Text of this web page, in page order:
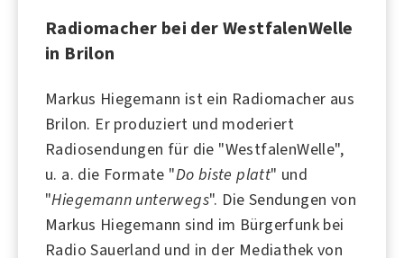
Radiomacher bei der WestfalenWelle
in Brilon
Markus Hiegemann ist ein Radiomacher aus
Brilon. Er produziert und moderiert
Radiosendungen für die "WestfalenWelle",
u. a. die Formate "Do biste platt" und
"Hiegemann unterwegs". Die Sendungen von
Markus Hiegemann sind im Bürgerfunk bei
Radio Sauerland und in der Mediathek von